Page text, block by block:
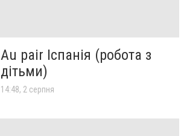
Au pair Іспанія (робота з
дітьми)
14:48, 2 серпня